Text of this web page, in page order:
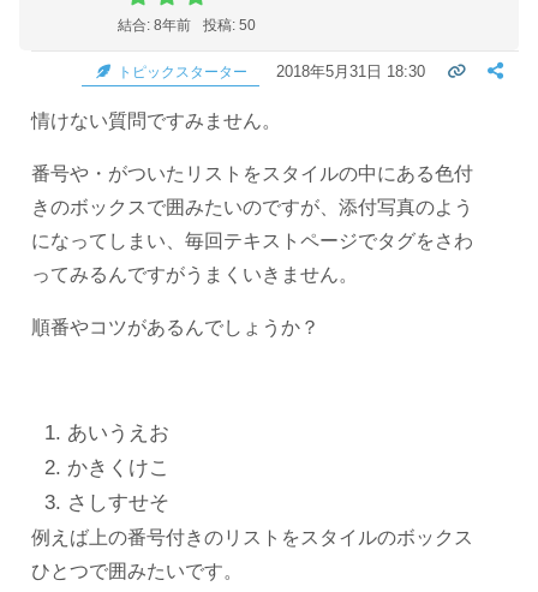
結合: 8年前 投稿: 50
トピックスターター 2018年5月31日 18:30
情けない質問ですみません。
番号や・がついたリストをスタイルの中にある色付
きのボックスで囲みたいのですが、添付写真のよう
になってしまい、毎回テキストページでタグをさわ
ってみるんですがうまくいきません。
順番やコツがあるんでしょうか？
あいうえお
かきくけこ
さしすせそ
例えば上の番号付きのリストをスタイルのボックス
ひとつで囲みたいです。